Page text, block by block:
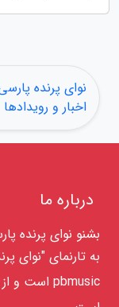
نوای پرنده
اخبار و رویدادها
درباره ما
بشنو نوای پرنده
به تارنمای "نوای